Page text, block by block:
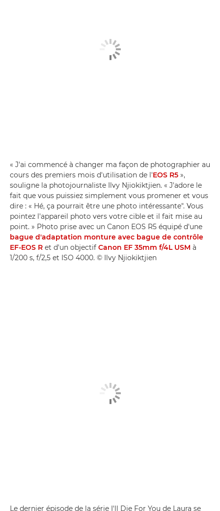
« J'ai commencé à changer ma façon de photographier au
cours des premiers mois d'utilisation de l'EOS R5 »,
souligne la photojournaliste Ilvy Njiokiktjien. « J'adore le
fait que vous puissiez simplement vous promener et vous
dire : « Hé, ça pourrait être une photo intéressante". Vous
pointez l'appareil photo vers votre cible et il fait mise au
point. » Photo prise avec un Canon EOS R5 équipé d'une
bague d'adaptation monture avec bague de contrôle
EF-EOS R et d'un objectif Canon EF 35mm f/4L USM à
1/200 s, f/2,5 et ISO 4000. © Ilvy Njiokiktjien
Le dernier épisode de la série I'll Die For You de Laura se